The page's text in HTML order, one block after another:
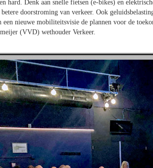
hard. Denk aan snelle fietsen (e-bikes) en
doorstroming van verkeer. Ook
een nieuwe mobiliteitsvisie de plannen voor de
(VVD) wethouder Verkeer.